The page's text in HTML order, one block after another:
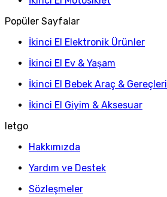
Popüler Sayfalar
İkinci El Elektronik Ürünler
İkinci El Ev & Yaşam
İkinci El Bebek Araç & Gereçleri
İkinci El Giyim & Aksesuar
letgo
Hakkımızda
Yardım ve Destek
Sözleşmeler